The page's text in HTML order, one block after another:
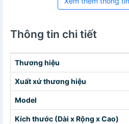
Thông tin chi tiết
Thương hiệu
Xuất xứ thương hiệu
Model
Kích thước (Dài x Rộng x Cao)